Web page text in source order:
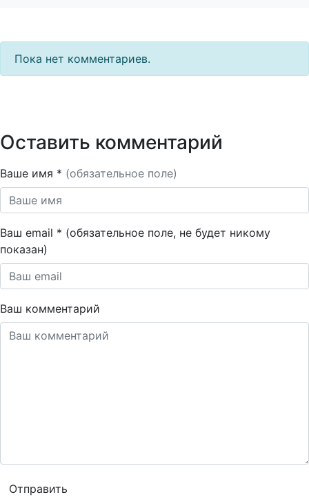
Пока нет комментариев.
Оставить комментарий
Ваше имя * (обязательное поле)
Ваш email * (обязательное поле, не будет никому
показан)
Ваш комментарий